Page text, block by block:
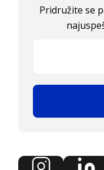
Pridružite se